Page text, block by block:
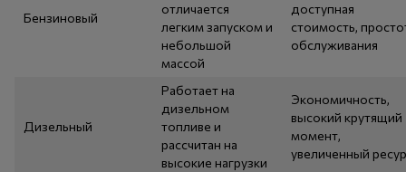
Бензиновый
отличается
легким запуском и
небольшой
массой
доступная
стоимость,
обслуживания
Дизельный
Работает на
дизельном
топливе и
рассчитан на
высокие нагрузки
Экономичность,
высокий крутящий
момент,
увеличенный